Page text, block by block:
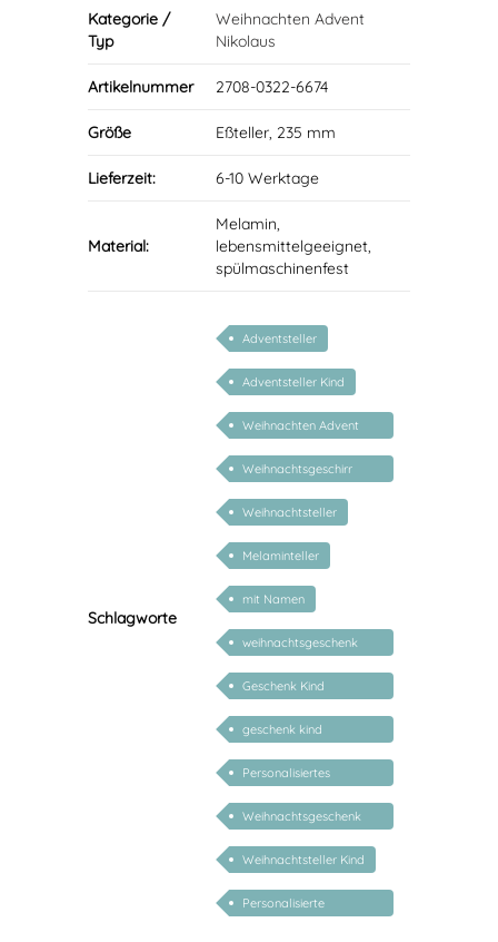
Kategorie /
Typ
Weihnachten Advent
Nikolaus
Artikelnummer 2708-0322-6674
Größe Eßteller, 235 mm
Lieferzeit: 6-10 Werktage
Material:
Melamin,
lebensmittelgeeignet,
spülmaschinenfest
Schlagworte
Adventsteller
Adventsteller Kind
Weihnachten Advent
Nikolaus
Weihnachtsgeschirr
Kinder
Weihnachtsteller
Melaminteller
mit Namen
weihnachtsgeschenk
kind personalisiert
Geschenk Kind
Weihnachten
geschenk kind
personalisiert
Personalisiertes
Geschenk für
Weihnachten
Weihnachtsgeschenk
Kind
Weihnachtsteller Kind
Personalisierte